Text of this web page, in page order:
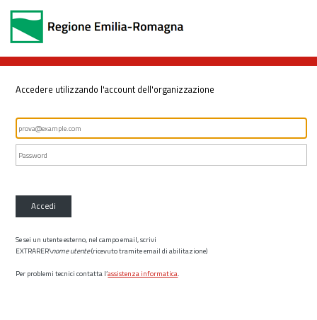
Accedere utilizzando l'account dell'organizzazione
Accedi
Se sei un utente esterno, nel campo email, scrivi
EXTRARER\nome utente(ricevuto tramite email di abilitazione)
Per problemi tecnici contatta l’assistenza informatica.